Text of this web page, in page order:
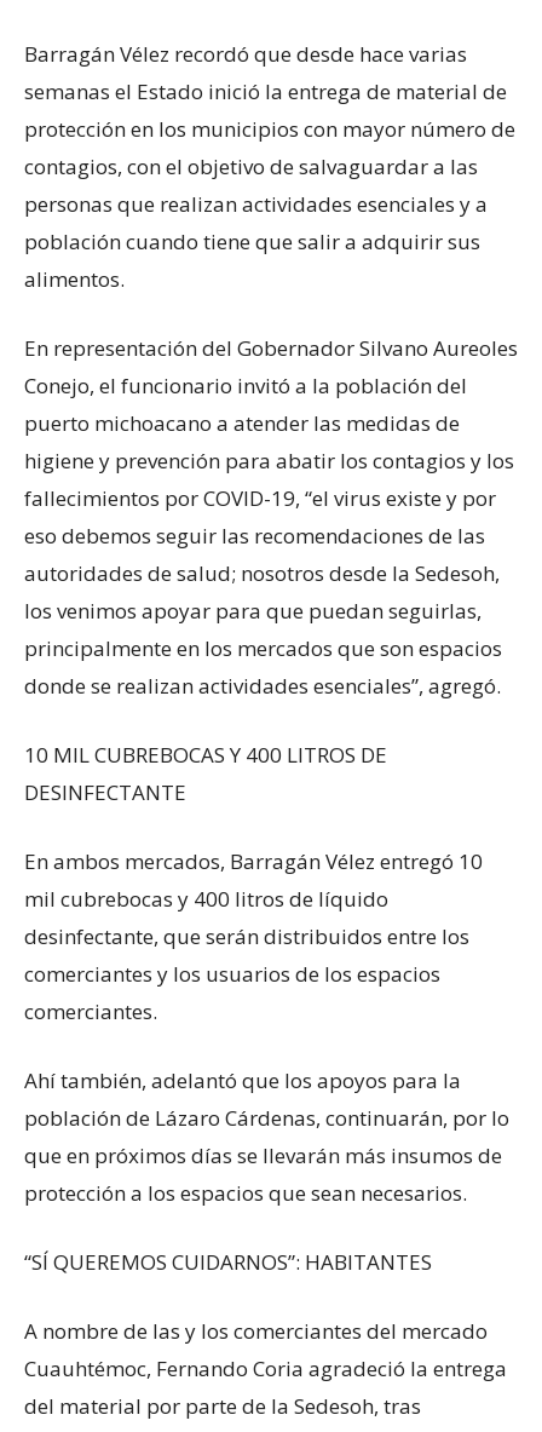
Barragán Vélez recordó que desde hace varias
semanas el Estado inició la entrega de material de
protección en los municipios con mayor número de
contagios, con el objetivo de salvaguardar a las
personas que realizan actividades esenciales y a
población cuando tiene que salir a adquirir sus
alimentos.
En representación del Gobernador Silvano Aureoles
Conejo, el funcionario invitó a la población del
puerto michoacano a atender las medidas de
higiene y prevención para abatir los contagios y los
fallecimientos por COVID-19, “el virus existe y por
eso debemos seguir las recomendaciones de las
autoridades de salud; nosotros desde la Sedesoh,
los venimos apoyar para que puedan seguirlas,
principalmente en los mercados que son espacios
donde se realizan actividades esenciales”, agregó.
10 MIL CUBREBOCAS Y 400 LITROS DE
DESINFECTANTE
En ambos mercados, Barragán Vélez entregó 10
mil cubrebocas y 400 litros de líquido
desinfectante, que serán distribuidos entre los
comerciantes y los usuarios de los espacios
comerciantes.
Ahí también, adelantó que los apoyos para la
población de Lázaro Cárdenas, continuarán, por lo
que en próximos días se llevarán más insumos de
protección a los espacios que sean necesarios.
“SÍ QUEREMOS CUIDARNOS”: HABITANTES
A nombre de las y los comerciantes del mercado
Cuauhtémoc, Fernando Coria agradeció la entrega
del material por parte de la Sedesoh, tras